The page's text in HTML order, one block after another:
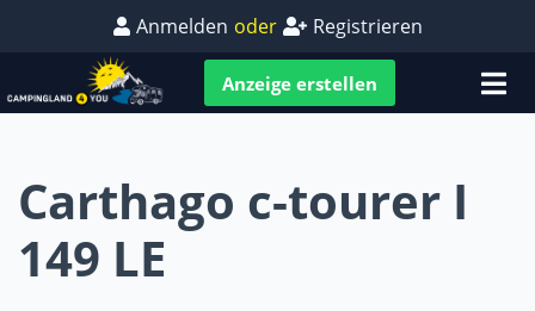
Anmelden oder Registrieren
Anzeige erstellen
Carthago c-tourer I
149 LE